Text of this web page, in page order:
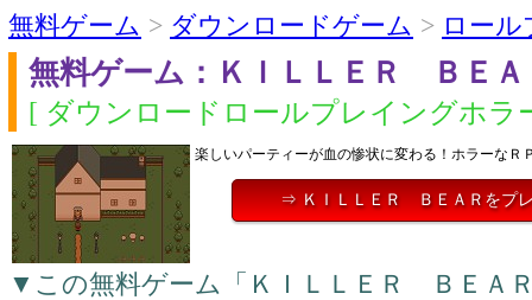
無料ゲーム > ダウンロードゲーム > ロー
無料ゲーム：ＫＩＬＬＥＲ ＢＥＡ
[ ダウンロードロールプレイングホラ
楽しいパーティーが血の惨状に変わる！ホラーなＲ
⇒ ＫＩＬＬＥＲ ＢＥＡＲをプ
▼この無料ゲーム「ＫＩＬＬＥＲ ＢＥＡ